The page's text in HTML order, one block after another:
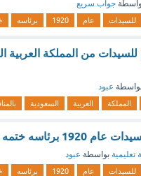
جواب سريع
للسيدات عام 1920 برئاسه
من المملكة العربية
عبود
المملكة العربية السعودية
ابو زيد - مع الشرح
تعليمية بواسطة عبود
للسيدات عام 1920 برئاسه